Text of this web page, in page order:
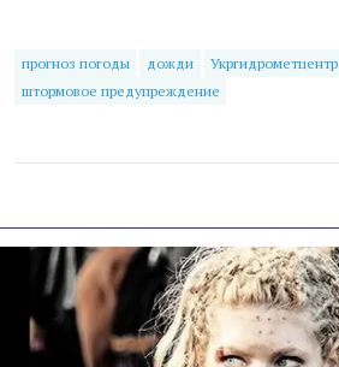
прогноз погоды дожди
Укргидрометцентр
штормовое предупреждение